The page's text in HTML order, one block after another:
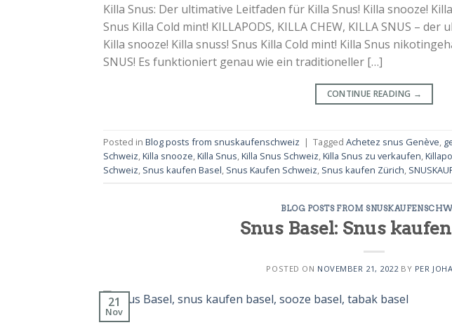
Killa Snus: Der ultimative Leitfaden für Killa Snus! Killa snooze!
Snus Killa Cold mint! KILLAPODS, KILLA CHEW, KILLA SNUS –
Killa snooze! Killa snuss! Snus Killa Cold mint! Killa Snus
SNUS! Es funktioniert genau wie ein traditioneller […]
CONTINUE READING →
Posted in Blog posts from snuskaufenschweiz | Tagged Achetez snus Genève,
Schweiz,Killa snooze,Killa Snus,Killa Snus Schweiz,Killa Snus zu verkaufen,
Schweiz, Snus kaufen Basel, Snus Kaufen Schweiz, Snus kaufen Zürich,
BLOG POSTS FROM
Snus Basel: Snus
POSTED ON NOVEMBER 21, 2022BY PER
21
Nov